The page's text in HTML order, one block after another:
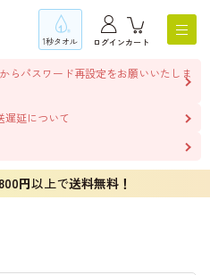
1秒タオル ログインカート
らパスワード再設定をお願いいたしま
遅延について
円以上で送料無料！